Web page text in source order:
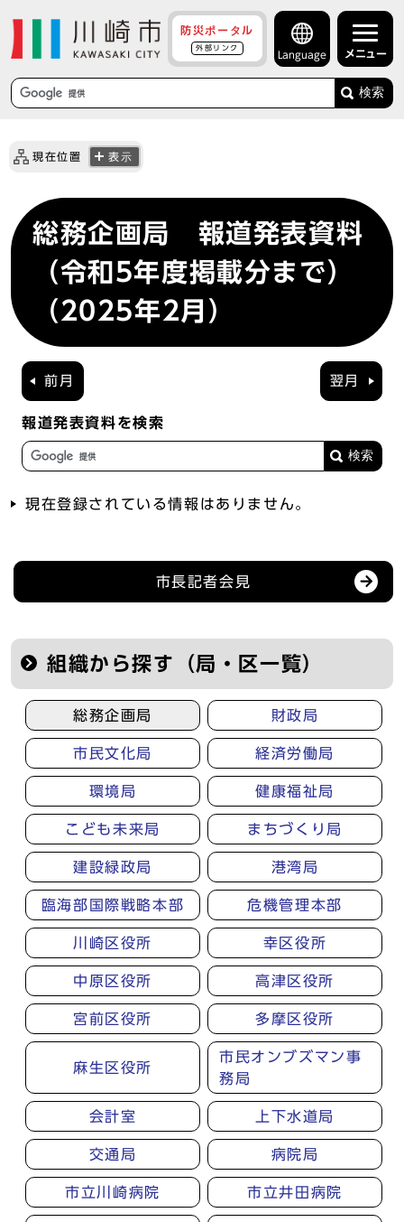
防災ポータル
外部リンク
Language メニュー
検索
現在位置 表示
総務企画局 報道発表資料
（令和5年度掲載分まで）
（2025年2月）
前月 翌月
報道発表資料を検索
現在登録されている情報はありません。
市長記者会見
組織から探す（局・区一覧）
総務企画局 財政局
市民文化局 経済労働局
環境局 健康福祉局
こども未来局 まちづくり局
建設緑政局 港湾局
臨海部国際戦略本部 危機管理本部
川崎区役所 幸区役所
中原区役所 高津区役所
宮前区役所 多摩区役所
麻生区役所
市民オンブズマン事
務局
会計室 上下水道局
交通局 病院局
市立川崎病院 市立井田病院